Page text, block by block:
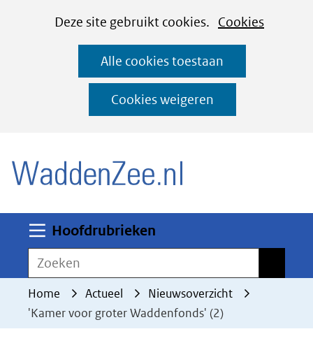
CookiesDeze site gebruikt cookies. Cookies
deze
worden
toegestaan
geweigerd.
Alle cookies toestaan
Cookies weigeren
Ga
naar
de
inhoud
Hoofdrubrieken
Zoeken
Home Actueel
Nieuwsoverzicht
'Kamer voor groter Waddenfonds' (2)